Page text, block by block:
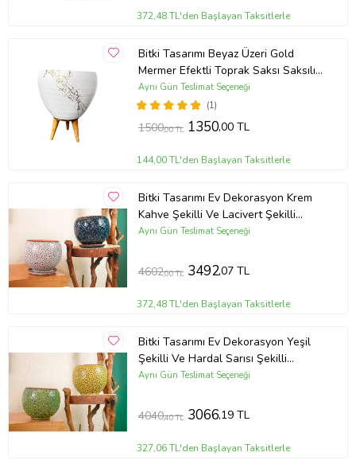
372,48 TL'den Başlayan Taksitlerle
Bitki Tasarımı Beyaz Üzeri Gold
Mermer Efektli Toprak Saksı Saksılık
Salon Çiçeklik 3 Ayaklı - 15 Cm
(1)
Aynı Gün Teslimat Seçeneği
1500,00 TL 1350,00 TL
144,00 TL'den Başlayan Taksitlerle
Bitki Tasarımı Ev Dekorasyon Krem
Kahve Şekilli Ve Lacivert Şekilli
Artistik Çift Sırlı İç Ve Dış Mekan
Saksı Saksılık Salon Çiçeklik İkili Set
Aynı Gün Teslimat Seçeneği
4602,00 TL 3492,07 TL
372,48 TL'den Başlayan Taksitlerle
Bitki Tasarımı Ev Dekorasyon Yeşil
Şekilli Ve Hardal Sarısı Şekilli
Artistik Çift Sırlı İç Ve Dış Mekan
Saksılık Salon Çiçeklik İkili Set
Aynı Gün Teslimat Seçeneği
4040,40 TL 3066,19 TL
327,06 TL'den Başlayan Taksitlerle